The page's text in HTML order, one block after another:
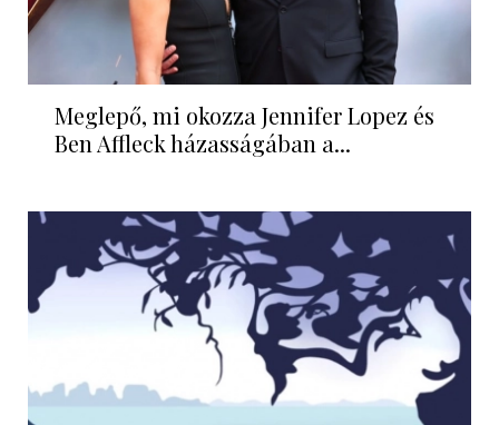
Meglepő, mi okozza Jennifer Lopez és
Ben Affleck házasságában a...